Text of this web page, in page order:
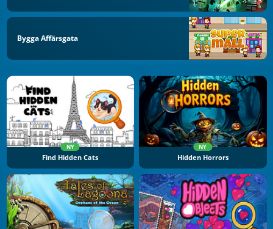
Bygga Affärsgata
NY
Find Hidden Cats
NY
Hidden Horrors